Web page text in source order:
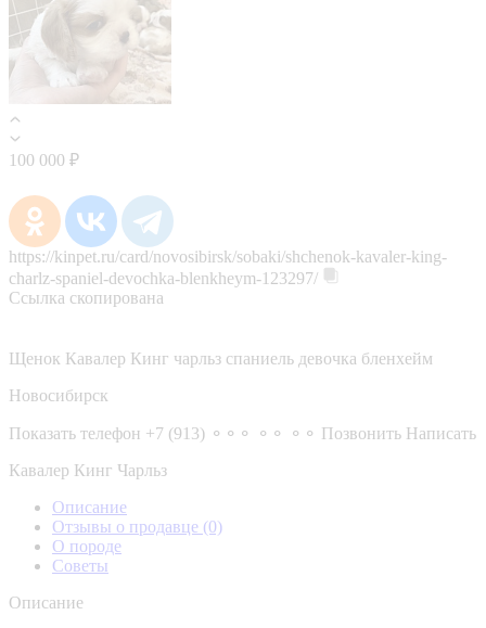
100 000 ₽
https://kinpet.ru/card/novosibirsk/sobaki/shchenok-kavaler-king-
charlz-spaniel-devochka-blenkheym-123297/
Ссылка скопирована
Щенок Кавалер Кинг чарльз спаниель девочка бленхейм
Новосибирск
Показать телефон +7 (913) ⚬⚬⚬ ⚬⚬ ⚬⚬ Позвонить Написать
Кавалер Кинг Чарльз
Описание
Отзывы о продавце (0)
О породе
Советы
Описание